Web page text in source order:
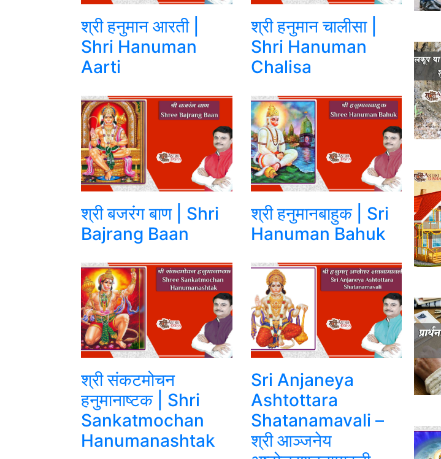
श्री हनुमान आरती |
Shri Hanuman
Aarti
श्री हनुमान चालीसा |
Shri Hanuman
Chalisa
श्री बजरंग बाण | Shri
Bajrang Baan
श्री हनुमानबाहुक | Sri
Hanuman Bahuk
श्री संकटमोचन
हनुमानाष्टक | Shri
Sankatmochan
Hanumanashtak
Sri Anjaneya
Ashtottara
Shatanamavali –
श्री आञ्जनेय